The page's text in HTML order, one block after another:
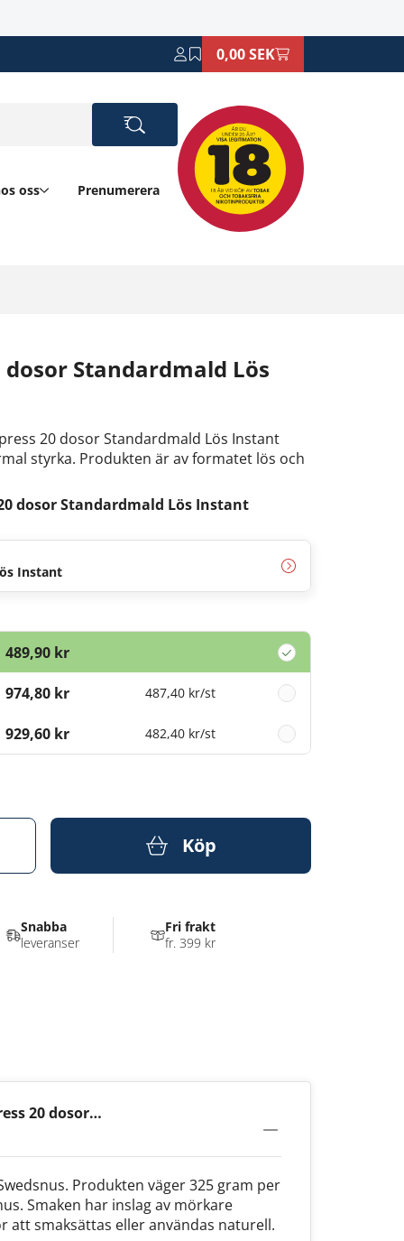
0,00 SEK
oss
Prenumerera
dosor Standardmald Lös
20 dosor Standardmald Lös Instant
styrka. Produkten är av formatet lös och
dosor Standardmald Lös Instant
Instant
489,90 kr
974,80 kr 487,40 kr/st
929,60 kr 482,40 kr/st
Köp
20 dosor
Produkten väger 325 gram per
Smaken har inslag av mörkare
att smaksättas eller användas naturell.
Snabba
leveranser
Fri frakt
fr. 399 kr